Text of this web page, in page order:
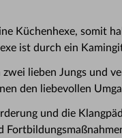
Küchenhexe, somit
ist durch ein
lieben Jungs und
den liebevollen
und die